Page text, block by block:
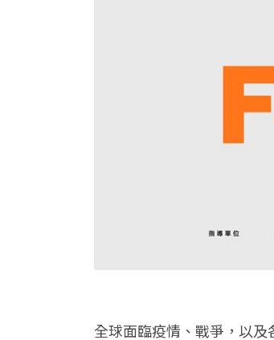
全球面臨疫情、戰爭，以